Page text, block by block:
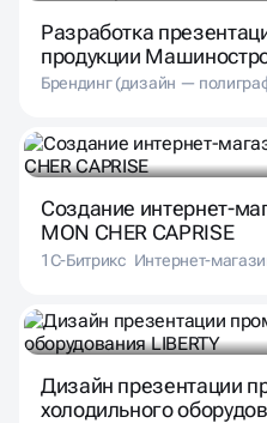
Разработка
продукции
«Мираторг»
Брендинг (дизайн —
Создание интернет-
MON CHER CAPRISE
1С-Битрикс Интернет-
Дизайн презентации
холодильного